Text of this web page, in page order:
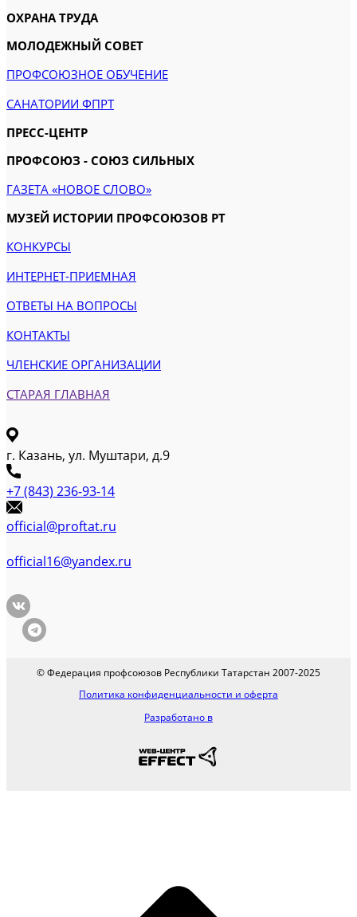
ОХРАНА ТРУДА
МОЛОДЕЖНЫЙ СОВЕТ
ПРОФСОЮЗНОЕ ОБУЧЕНИЕ
САНАТОРИИ ФПРТ
ПРЕСС-ЦЕНТР
ПРОФСОЮЗ - СОЮЗ СИЛЬНЫХ
ГАЗЕТА «НОВОЕ СЛОВО»
МУЗЕЙ ИСТОРИИ ПРОФСОЮЗОВ РТ
КОНКУРСЫ
ИНТЕРНЕТ-ПРИЕМНАЯ
ОТВЕТЫ НА ВОПРОСЫ
КОНТАКТЫ
ЧЛЕНСКИЕ ОРГАНИЗАЦИИ
СТАРАЯ ГЛАВНАЯ
г. Казань, ул. Муштари, д.9
+7 (843) 236-93-14
official@proftat.ru
official16@yandex.ru
© Федерация профсоюзов Республики Татарстан 2007-2025
Политика конфиденциальности и оферта
Разработано в